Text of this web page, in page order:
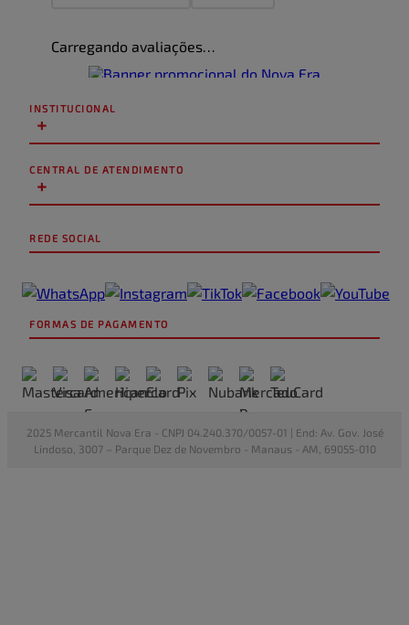
Carregando avaliações…
INSTITUCIONAL
+
CENTRAL DE ATENDIMENTO
+
REDE SOCIAL
FORMAS DE PAGAMENTO
2025 Mercantil Nova Era - CNPJ 04.240.370/0057-01 | End: Av. Gov. José
Lindoso, 3007 – Parque Dez de Novembro - Manaus - AM, 69055-010